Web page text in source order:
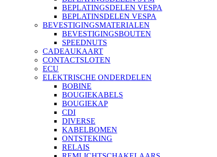
BEPLATINGSDELEN VESPA
BEPLATINSDELEN VESPA
BEVESTIGINGSMATERIALEN
BEVESTIGINGSBOUTEN
SPEEDNUTS
CADEAUKAART
CONTACTSLOTEN
ECU
ELEKTRISCHE ONDERDELEN
BOBINE
BOUGIEKABELS
BOUGIEKAP
CDI
DIVERSE
KABELBOMEN
ONTSTEKING
RELAIS